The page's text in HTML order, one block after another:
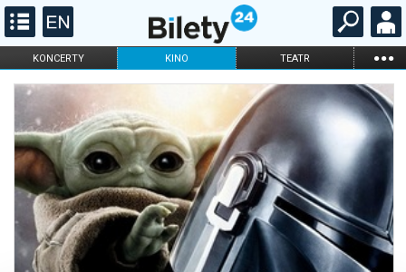
KONCERTY KINO TEATR ...
FILHARMONIA OPERA I BALET
STAND-UP
DLA DZIECI